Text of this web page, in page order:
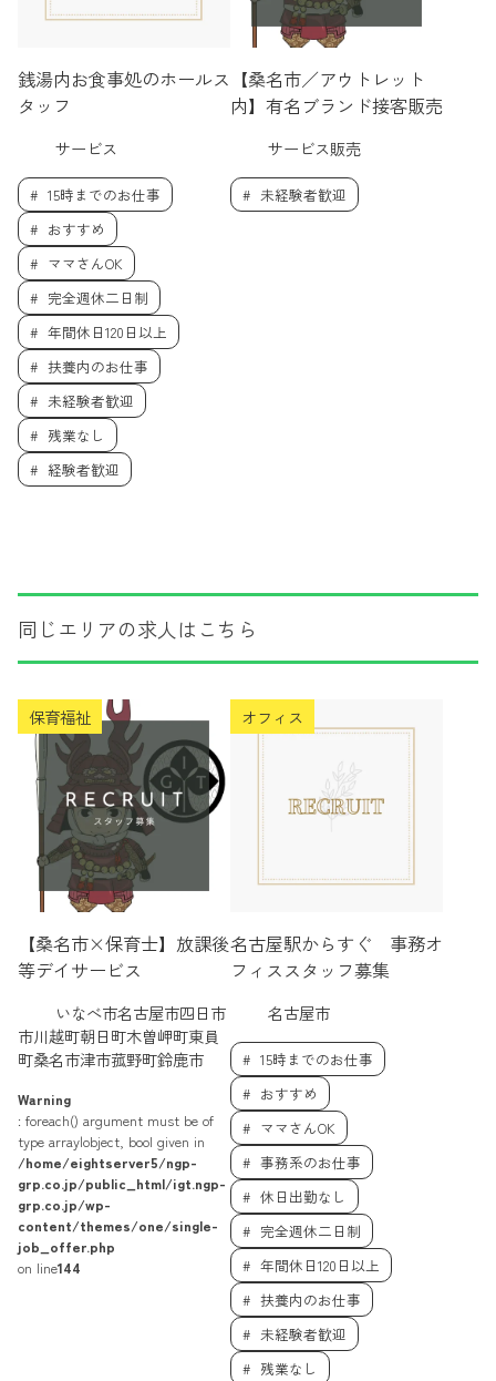
銭湯内お食事処のホールス
タッフ
サービス
15時までのお仕事
おすすめ
ママさんOK
完全週休二日制
年間休日120日以上
扶養内のお仕事
未経験者歓迎
残業なし
経験者歓迎
【桑名市／アウトレット
内】有名ブランド接客販売
サービス販売
未経験者歓迎
同じエリアの求人はこちら
保育福祉
【桑名市×保育士】放課後
等デイサービス
いなべ市名古屋市四日市
市川越町朝日町木曽岬町東員
町桑名市津市菰野町鈴鹿市
Warning
: foreach() argument must be of
type array|object, bool given in
/home/eightserver5/ngp-
grp.co.jp/public_html/igt.ngp-
grp.co.jp/wp-
content/themes/one/single-
job_offer.php
on line144
オフィス
名古屋駅からすぐ 事務オ
フィススタッフ募集
名古屋市
15時までのお仕事
おすすめ
ママさんOK
事務系のお仕事
休日出勤なし
完全週休二日制
年間休日120日以上
扶養内のお仕事
未経験者歓迎
残業なし